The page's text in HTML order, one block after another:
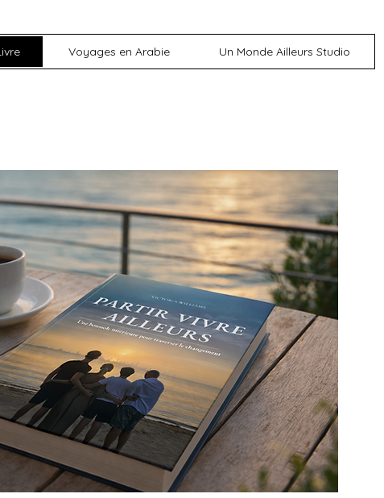
Voyages en Arabie Un Monde Ailleurs Studio